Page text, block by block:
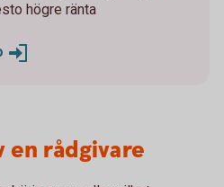
högre ränta
en rådgivare